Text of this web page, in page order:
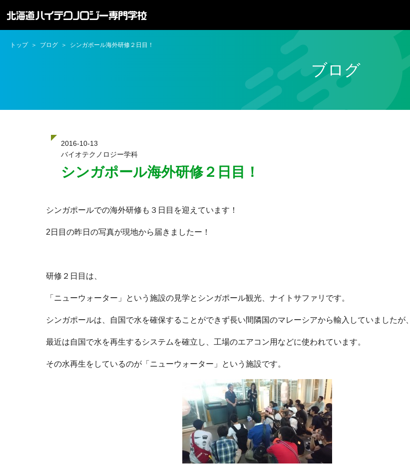
ブログ
トップ ブログ シンガポール海外研修２日目！
2016-10-13
バイオテクノロジー学科
シンガポール海外研修２日目！
シンガポールでの海外研修も３日目を迎えています！
2日目の昨日の写真が現地から届きましたー！
研修２日目は、
「ニューウォーター」という施設の見学とシンガポール観光、ナイトサファリです。
シンガポールは、自国で水を確保することができず長い間隣国のマレーシアから輸入していましたが、
最近は自国で水を再生するシステムを確立し、工場のエアコン用などに使われています。
その水再生をしているのが「ニューウォーター」という施設です。